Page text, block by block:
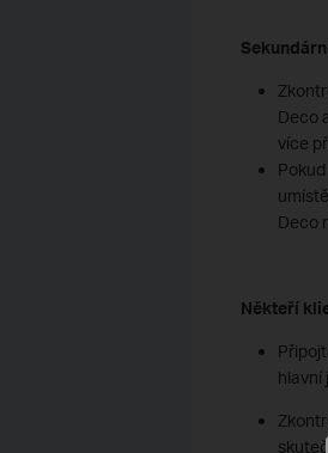
Deco
více
Deco
Někteří
hlavní